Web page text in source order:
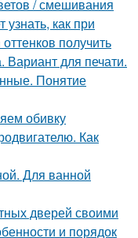
/ смешивания
узнать, как при
получить
Вариант для печати.
Понятие
обивку
Как
Для ванной
дверей своими
и порядок